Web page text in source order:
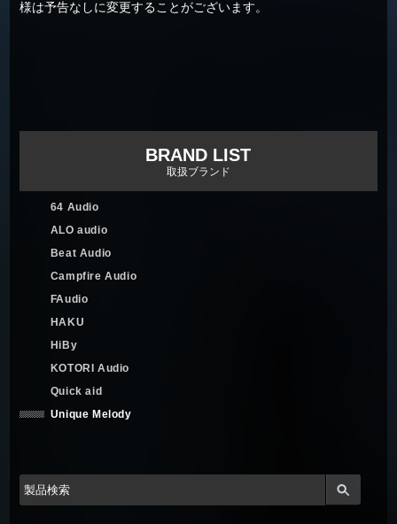
様は予告なしに変更することがございます。
BRAND LIST
取扱ブランド
64 Audio
ALO audio
Beat Audio
Campfire Audio
FAudio
HAKU
HiBy
KOTORI Audio
Quick aid
Unique Melody